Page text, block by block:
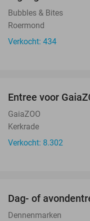
Bubbles & Bites
Roermond
Verkocht: 434
Entree voor
GaiaZOO
Kerkrade
Verkocht: 8.302
Dag- of
Dennenmarken